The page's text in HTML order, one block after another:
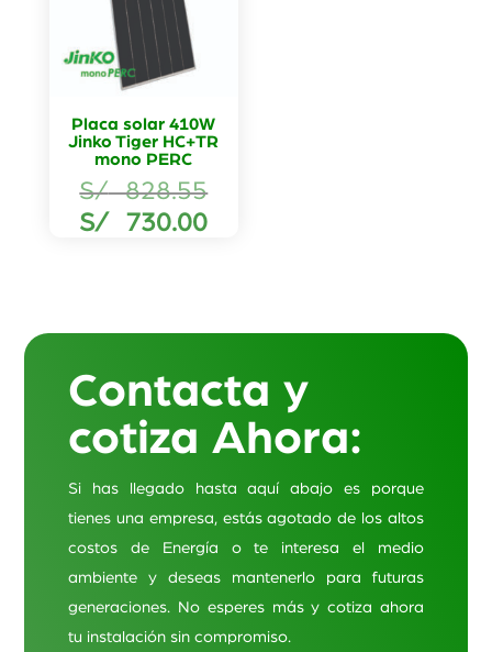
Placa solar 410W
Jinko Tiger HC+TR
mono PERC
S/828.55El
precio
S/730.00El
S/ 730.00.
Contacta y
cotiza Ahora:
Si has llegado hasta aquí abajo es porque
tienes una empresa, estás agotado de los altos
costos de Energía o te interesa el medio
ambiente y deseas mantenerlo para futuras
generaciones. No esperes más y cotiza ahora
tu instalación sin compromiso.